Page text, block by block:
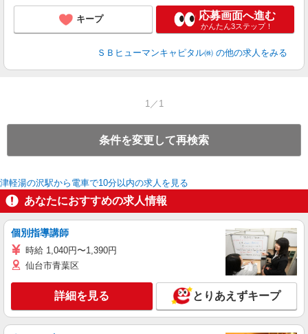
キープ 応募画面へ進む
かんたん3ステップ！
ＳＢヒューマンキャピタル㈱ の他の求人をみる
1／1
条件を変更して再検索
津軽湯の沢駅から電車で10分以内の求人を見る
あなたにおすすめの求人情報
個別指導講師
時給 1,040円〜1,390円
仙台市青葉区
詳細を見る とりあえずキープ